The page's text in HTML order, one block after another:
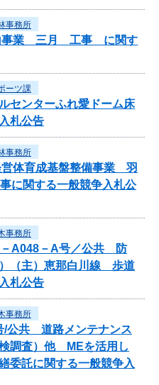
事務所
山事業 三月 工事 に関す
ーツ課
センターふれ愛ドーム床
札公告
事務所
体育成基盤整備事業 羽
に関する一般競争入札公
事務所
－A048－A号／公共 防
（主）恵那白川線 歩道
札公告
事務所
/公共 道路メンテナンス
調査）他 MEを活用し
委託に関する一般競争入